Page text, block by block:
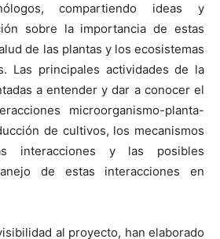
compartiendo ideas y
sobre la importancia de estas
de las plantas y los ecosistemas
Las principales actividades de la
a entender y dar a conocer el
microorganismo-planta-
de cultivos, los mecanismos
interacciones y las posibles
de estas interacciones en
al proyecto, han elaborado